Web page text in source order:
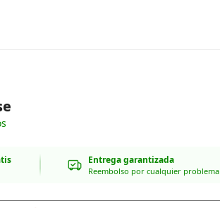
Entrega garantizada
Reembolso por cualquier problema